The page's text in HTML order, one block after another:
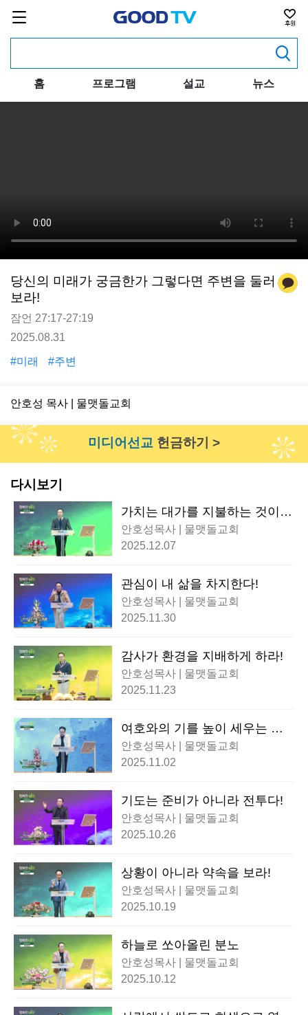
홈 프로그램 설교 뉴스
당신의 미래가 궁금한가 그렇다면 주변을 둘러
보라!
잠언 27:17-27:19
2025.08.31
#미래 #주변
안호성 목사 | 물맷돌교회
미디어선교 헌금하기 >
다시보기
가치는 대가를 지불하는 것이
다!
안호성목사 | 물맷돌교회
2025.12.07
관심이 내 삶을 차지한다!
안호성목사 | 물맷돌교회
2025.11.30
감사가 환경을 지배하게 하라!
안호성목사 | 물맷돌교회
2025.11.23
여호와의 기를 높이 세우는 기
도
안호성목사 | 물맷돌교회
2025.11.02
기도는 준비가 아니라 전투다!
안호성목사 | 물맷돌교회
2025.10.26
상황이 아니라 약속을 보라!
안호성목사 | 물맷돌교회
2025.10.19
하늘로 쏘아올린 분노
안호성목사 | 물맷돌교회
2025.10.12